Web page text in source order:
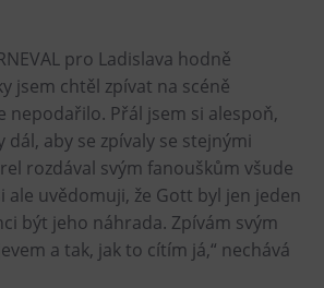
Svět techniky
pro Ladislava hodně
jsem chtěl zpívat na scéně
nepodařilo. Přál jsem si alespoň,
dál, aby se zpívaly se stejnými
rozdával svým fanouškům všude
ale uvědomuji, že Gott byl jen jeden
být jeho náhrada. Zpívám svým
a tak, jak to cítím já,“ nechává